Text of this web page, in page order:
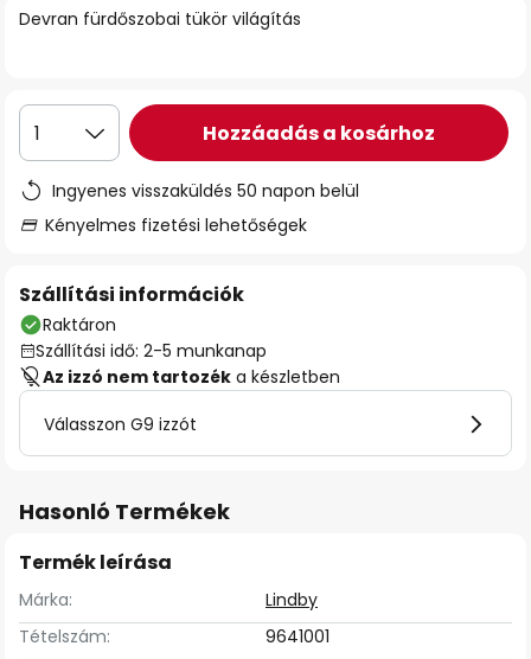
Devran fürdőszobai tükör világítás
1 Hozzáadás a kosárhoz
Ingyenes visszaküldés 50 napon belül
Kényelmes fizetési lehetőségek
Szállítási információk
Raktáron
Szállítási idő: 2-5 munkanap
Az izzó nem tartozék a készletben
Válasszon G9 izzót
Hasonló Termékek
Termék leírása
Márka:
Lindby
Tételszám:
9641001